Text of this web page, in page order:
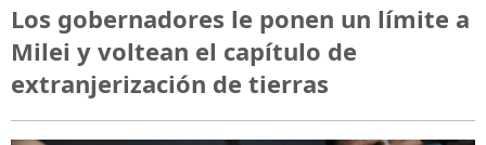
Los gobernadores le ponen un límite a
Milei y voltean el capítulo de
extranjerización de tierras